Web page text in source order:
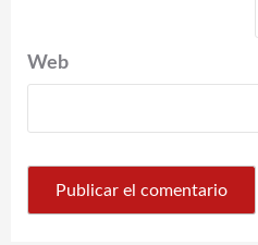
Web